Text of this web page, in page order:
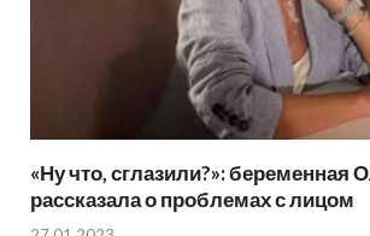
«Ну что, сглазили?»: беременная
рассказала о проблемах с лицом